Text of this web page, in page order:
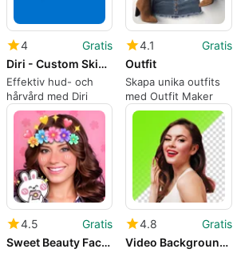
4
Gratis
Diri - Custom Skin Hair Care
Effektiv hud- och
hårvård med Diri
4.1
Gratis
Outfit
Skapa unika outfits
med Outfit Maker
4.5
Gratis
Sweet Beauty Face Camera
4.8
Gratis
Video Background Remover